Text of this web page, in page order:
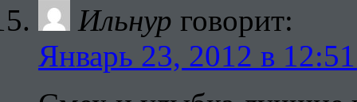
Ильнур говорит:
Январь 23, 2012 в